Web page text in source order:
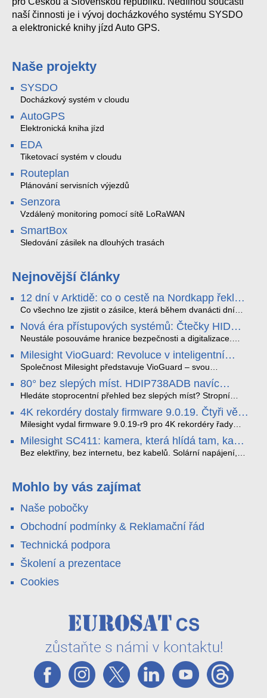
naší činnosti je i vývoj docházkového systému SYSDO
a elektronické knihy jízd Auto GPS.
Naše projekty
SYSDO
Docházkový systém v cloudu
AutoGPS
Elektronická kniha jízd
EDA
Tiketovací systém v cloudu
Routeplan
Plánování servisních výjezdů
Senzora
Vzdálený monitoring pomocí sítě LoRaWAN
SmartBox
Sledování zásilek na dlouhých trasách
Nejnovější články
12 dní v Arktidě: co o cestě na Nordkapp řekla
data ze SMARTBOX 2 MAX
Co všechno lze zjistit o zásilce, která během dvanácti dní
projede Arktidou? SMARTBOX 2 MAX jsme vzali na trasu z
Tromsø přes Lofoty, Kirunu a finské Laponsko až na
Nordkapp. Bez jediného dobití, v mrazu až −13 °C a mimo
otřesy i náklon. Výsledkem není jen čára na mapě, ale
podrobný datový příběh celé cesty.
Nová éra přístupových systémů: Čtečky HID
Signo
Neustále posouváme hranice bezpečnosti a digitalizace.
v oblasti kontroly přístupu – moderní a vysoce univerzální
čtečky HID Signo.
Milesight VioGuard: Revoluce v inteligentní
detekci dopravních přestupků
Společnost Milesight představuje VioGuard – svou
dopravních přestupků. Tento systém, poháněný
sofistikovanými algoritmy umělé inteligence (AI), je navržen
tak, aby poskytoval komplexní nástroje pro vymáhání
dopravních předpisů, zvyšoval bezpečnost na silnicích a
optimalizoval plynulost dopravy v moderních městech.
80° bez slepých míst. HDIP738ADB navíc
streamuje na YouTube – bez PC.
Hledáte stoprocentní přehled bez slepých míst? Stropní
panoramatická kamera HDIP738ADB skládá obraz ze dvou
4MP senzorů SONY do jednoho čistého 180° záběru bez
zkreslení. K tomu přidává AI detekci osob a vozidel,
YouTube – bez běžícího počítače.
4K rekordéry dostaly firmware 9.0.19. Čtyři věci,
které musíte vědět.
Milesight vydal firmware 9.0.19-r9 pro 4K rekordéry řady
které vám zjednoduší práci – a jedna z nich vám ušetří
spoustu zbytečných výjezdů k zákazníkům.
Milesight SC411: kamera, která hlídá tam, kam
kabel nedosáhne
Bez elektřiny, bez internetu, bez kabelů. Solární napájení,
váš telefon. Podívejte se na video.
Mohlo by vás zajímat
Naše pobočky
Obchodní podmínky & Reklamační řád
Technická podpora
Školení a prezentace
Cookies